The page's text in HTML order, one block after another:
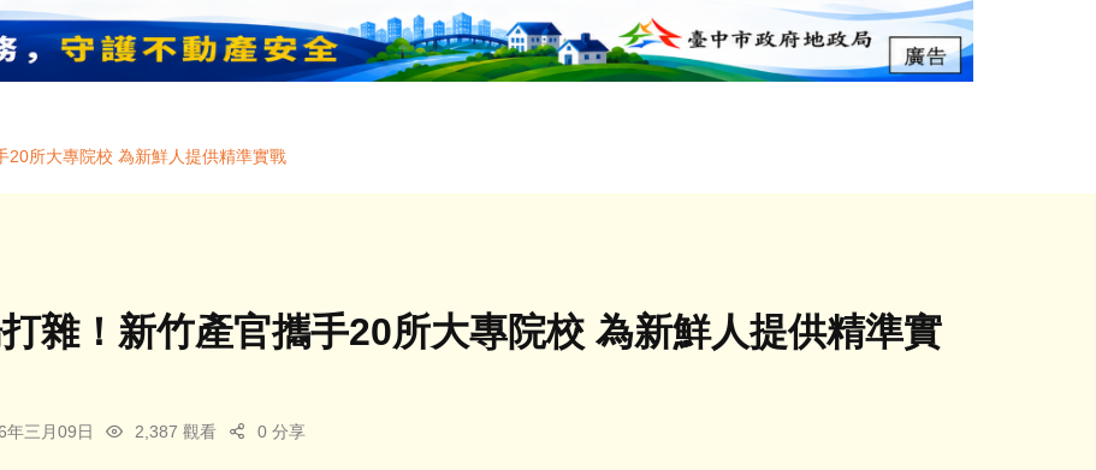
20所大專院校 為新鮮人提供精準實戰
雜！新竹產官攜手20所大專院校 為新鮮人提供精準實
年三月09日 2,387 觀看 0 分享